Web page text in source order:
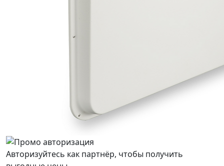
Авторизуйтесь как партнёр, чтобы получить